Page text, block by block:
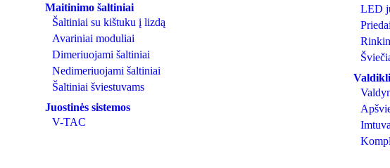
Maitinimo šaltiniai
Šaltiniai su kištuku į lizdą
Avariniai moduliai
Dimeriuojami šaltiniai
Nedimeriuojami šaltiniai
Šaltiniai šviestuvams
Juostinės sistemos
V-TAC
LED
Priedai